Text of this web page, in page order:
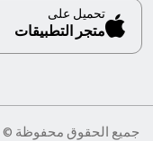
تحميل على
متجر التطبيقات